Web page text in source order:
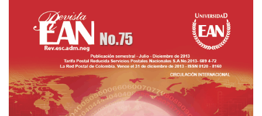
Barra
lateral
del
artículo